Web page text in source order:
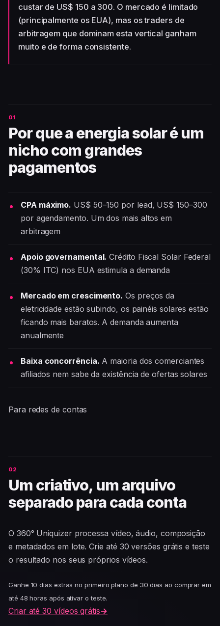
custar de US$ 150 a 300. O mercado é limitado
(principalmente os EUA), mas os traders de
arbitragem que dominam esta vertical ganham
muito e de forma consistente.
Por que a energia solar é um
nicho com grandes
pagamentos
CPA máximo. US$ 50–150 por lead, US$ 150–300
por agendamento. Um dos mais altos em
arbitragem
Apoio governamental. Crédito Fiscal Solar Federal
(30% ITC) nos EUA estimula a demanda
Mercado em crescimento. Os preços da
eletricidade estão subindo, os painéis solares estão
ficando mais baratos. A demanda aumenta
anualmente
Baixa concorrência. A maioria dos comerciantes
afiliados nem sabe da existência de ofertas solares
Para redes de contas
Um criativo, um arquivo
separado para cada conta
O 360° Uniquizer processa vídeo, áudio, composição
e metadados em lote. Crie até 30 versões grátis e teste
o resultado nos seus próprios vídeos.
Ganhe 10 dias extras no primeiro plano de 30 dias ao comprar em
até 48 horas após ativar o teste.
Criar até 30 vídeos grátis→